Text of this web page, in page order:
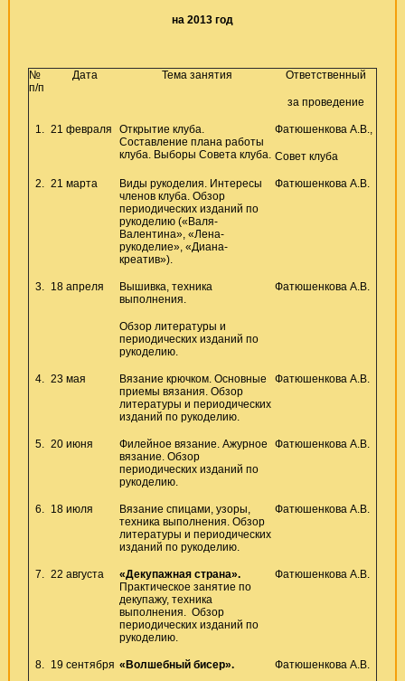
на 2013 год
№
п/п
Дата Тема занятия Ответственный
за проведение
1. 21 февраля
Открытие клуба.
Составление плана работы
клуба. Выборы Совета клуба.
Фатюшенкова А.В.,
Совет клуба
2. 21 марта
Виды рукоделия. Интересы
членов клуба. Обзор
периодических изданий по
рукоделию («Валя-
Валентина», «Лена-
рукоделие», «Диана-
креатив»).
Фатюшенкова А.В.
3. 18 апреля
Вышивка, техника
выполнения.
Обзор литературы и
периодических изданий по
рукоделию.
Фатюшенкова А.В.
4. 23 мая
Вязание крючком. Основные
приемы вязания. Обзор
литературы и периодических
изданий по рукоделию.
Фатюшенкова А.В.
5. 20 июня
Филейное вязание. Ажурное
вязание. Обзор
периодических изданий по
рукоделию.
Фатюшенкова А.В.
6. 18 июля
Вязание спицами, узоры,
техника выполнения. Обзор
литературы и периодических
изданий по рукоделию.
Фатюшенкова А.В.
7. 22 августа
«Декупажная страна».
Практическое занятие по
декупажу, техника
выполнения. Обзор
периодических изданий по
рукоделию.
Фатюшенкова А.В.
8. 19 сентября «Волшебный бисер». Фатюшенкова А.В.